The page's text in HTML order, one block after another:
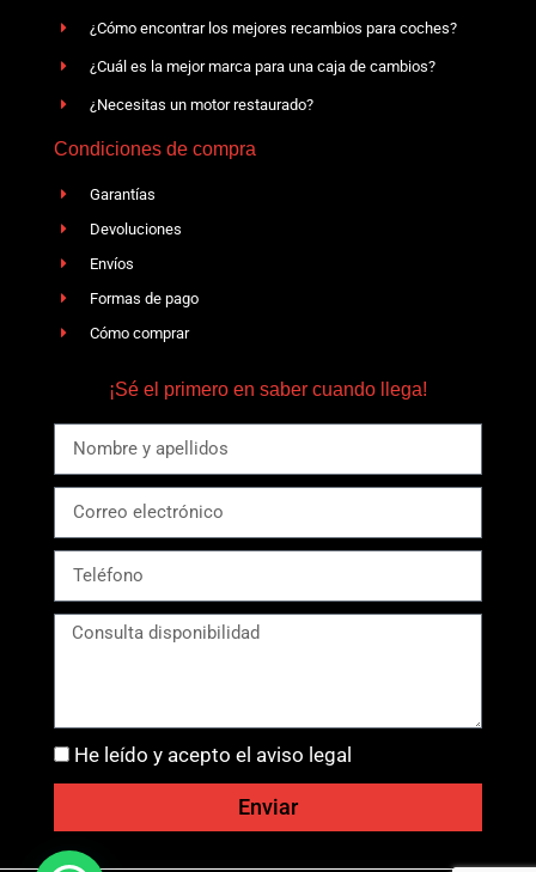
¿Cómo encontrar los mejores recambios para coches?
¿Cuál es la mejor marca para una caja de cambios?
¿Necesitas un motor restaurado?
Condiciones de compra
Garantías
Devoluciones
Envíos
Formas de pago
Cómo comprar
¡Sé el primero en saber cuando llega!
He leído y acepto el aviso legal
Enviar